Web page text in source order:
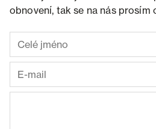
obnovení, tak se na nás prosím